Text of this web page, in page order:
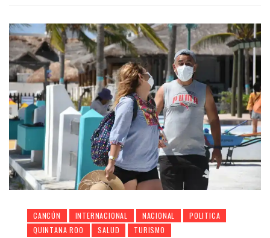
CANCÚN INTERNACIONAL NACIONAL
POLITICA
QUINTANA ROO
SALUD TURISMO